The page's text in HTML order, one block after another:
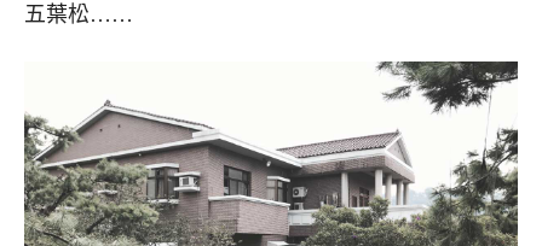
五葉松……